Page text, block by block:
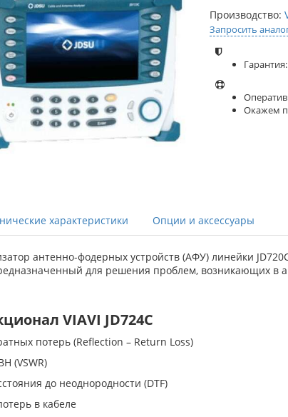
Производство:
Запросить
Окажем
характеристики Опции и аксессуары
антенно-фодерных устройств (АФУ) линейки
для решения проблем, возникающих в
VIAVI JD724C
потерь (Reflection – Return Loss)
(VSWR)
до неоднородности (DTF)
в кабеле